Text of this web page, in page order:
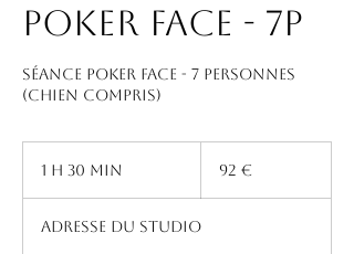
Poker face - 7p
Séance Poker face - 7 personnes
(chien compris)
1 h 30 min
m
92 €
Adresse du studio